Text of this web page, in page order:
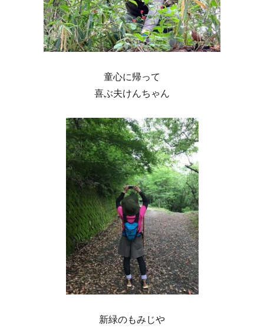
童心に帰って
喜ぶ夫けんちゃん
新緑のもみじや